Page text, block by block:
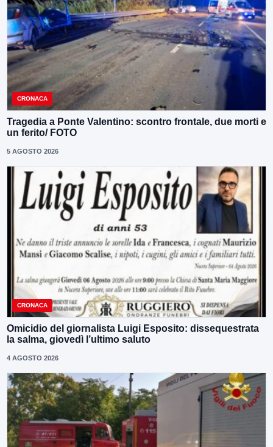
CRONACA
Tragedia a Ponte Valentino: scontro frontale, due morti e
un ferito/ FOTO
5 AGOSTO 2026
CRONACA
Omicidio del giornalista Luigi Esposito: dissequestrata
la salma, giovedì l’ultimo saluto
4 AGOSTO 2026